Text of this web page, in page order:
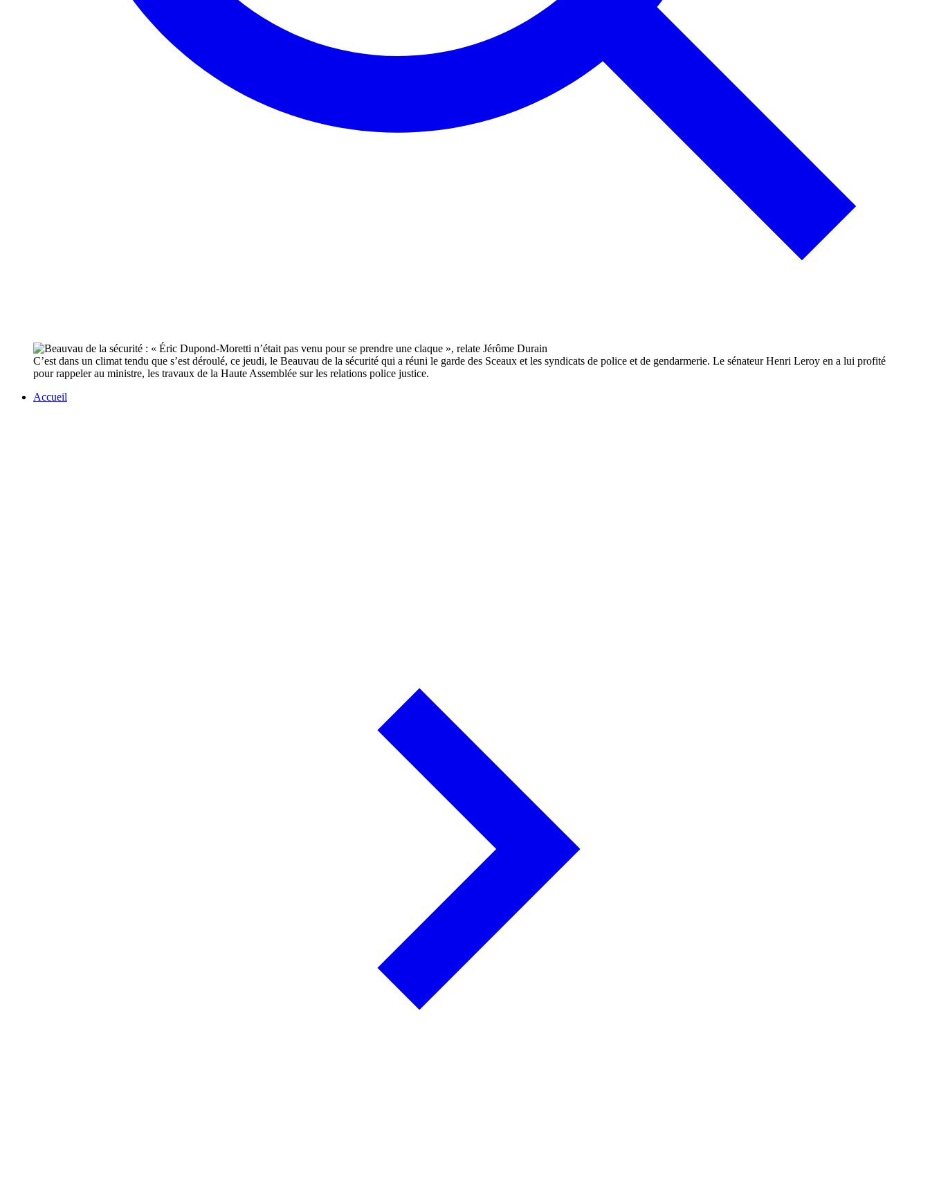
C’est dans un climat tendu que s’est déroulé, ce jeudi, le Beauvau de la sécurité qui a réuni le garde des Sceaux et les syndicats de police et de gendarmerie. Le sénateur Henri Leroy en a lui profité
pour rappeler au ministre, les travaux de la Haute Assemblée sur les relations police justice.
Accueil